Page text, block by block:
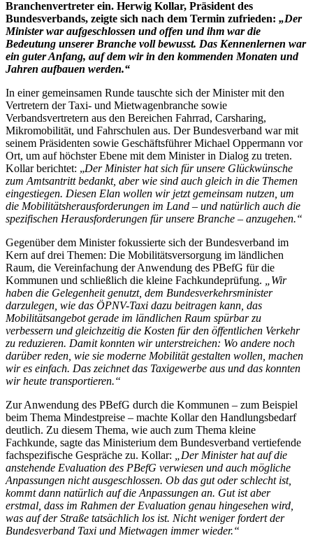
Branchenvertreter ein. Herwig Kollar, Präsident des
Bundesverbands, zeigte sich nach dem Termin zufrieden: „Der
Minister war aufgeschlossen und offen und ihm war die
Bedeutung unserer Branche voll bewusst. Das Kennenlernen war
ein guter Anfang, auf dem wir in den kommenden Monaten und
Jahren aufbauen werden.“
In einer gemeinsamen Runde tauschte sich der Minister mit den
Vertretern der Taxi- und Mietwagenbranche sowie
Verbandsvertretern aus den Bereichen Fahrrad, Carsharing,
Mikromobilität, und Fahrschulen aus. Der Bundesverband war mit
seinem Präsidenten sowie Geschäftsführer Michael Oppermann vor
Ort, um auf höchster Ebene mit dem Minister in Dialog zu treten.
Kollar berichtet: „Der Minister hat sich für unsere Glückwünsche
zum Amtsantritt bedankt, aber wie sind auch gleich in die Themen
eingestiegen. Diesen Elan wollen wir jetzt gemeinsam nutzen, um
die Mobilitätsherausforderungen im Land – und natürlich auch die
spezifischen Herausforderungen für unsere Branche – anzugehen.“
Gegenüber dem Minister fokussierte sich der Bundesverband im
Kern auf drei Themen: Die Mobilitätsversorgung im ländlichen
Raum, die Vereinfachung der Anwendung des PBefG für die
Kommunen und schließlich die kleine Fachkundeprüfung. „Wir
haben die Gelegenheit genutzt, dem Bundesverkehrsminister
darzulegen, wie das ÖPNV-Taxi dazu beitragen kann, das
Mobilitätsangebot gerade im ländlichen Raum spürbar zu
verbessern und gleichzeitig die Kosten für den öffentlichen Verkehr
zu reduzieren. Damit konnten wir unterstreichen: Wo andere noch
darüber reden, wie sie moderne Mobilität gestalten wollen, machen
wir es einfach. Das zeichnet das Taxigewerbe aus und das konnten
wir heute transportieren.“
Zur Anwendung des PBefG durch die Kommunen – zum Beispiel
beim Thema Mindestpreise – machte Kollar den Handlungsbedarf
deutlich. Zu diesem Thema, wie auch zum Thema kleine
Fachkunde, sagte das Ministerium dem Bundesverband vertiefende
fachspezifische Gespräche zu. Kollar: „Der Minister hat auf die
anstehende Evaluation des PBefG verwiesen und auch mögliche
Anpassungen nicht ausgeschlossen. Ob das gut oder schlecht ist,
kommt dann natürlich auf die Anpassungen an. Gut ist aber
erstmal, dass im Rahmen der Evaluation genau hingesehen wird,
was auf der Straße tatsächlich los ist. Nicht weniger fordert der
Bundesverband Taxi und Mietwagen immer wieder.“